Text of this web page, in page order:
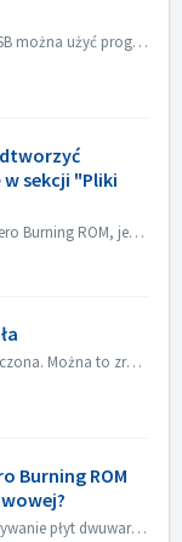
Do nagrywania danych na pamięci/karty USB można użyć programów Nero Burning ROM i Nero USBxCOPY. W Nero Burning ROM, "Raspberry Pi OS" i "ISO...
sekcji "Pliki
Po nagraniu płyty za pomocą programu Nero Burning ROM, jeśli płyty audio CD nie można odtworzyć za pomocą odtwarzacza CD, otwórz płytę w Eksploratorze Windo...
1. Upewnij się, że usługa Gracenote jest włączona. Można to zrobić w menu „Plik->Opcje->Baza danych”, zaznaczając opcję „Włącz dostęp do internetowej ...
Burning ROM
1. Sprawdź, czy nagrywarka obsługuje nagrywanie płyt dwuwarstwowych. 2. Zmniejsz prędkość nagrywania: nagrywanie z dużą prędkością może spowodować niepowo...